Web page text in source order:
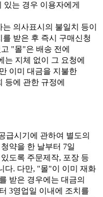
는 경우 이용자에게
의사표시의 불일치 등이
받은 후 즉시 구매신청
"몰"은 배송 전에
는 지체 없이 그 요청에
이미 대금을 지불한
등에 관한 규정에
급시기에 관하여 별도의
약을 한 날부터 7일
도록 주문제작, 포장 등
다. 다만, "몰"이 이미 재화
받은 경우에는 대금의
3영업일 이내에 조치를